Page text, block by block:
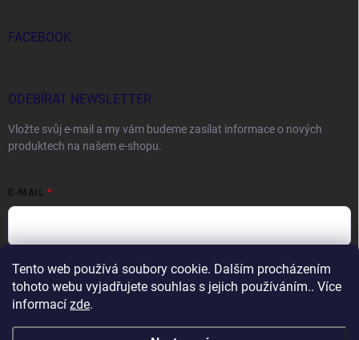
Tento web používá soubory cookie. Dalším procházením
tohoto webu vyjadřujete souhlas s jejich používáním.. Více
informací zde.
FACEBOOK
ODEBÍRAT NEWSLETTER
Vložte svůj e-mail a my vám budeme zasílat informace o nových
produktech na našem e-shopu.
E-MAIL
Vložením e-mailu souhlasíte spodmínkami ochrany osobních údajů
Přihlásit se